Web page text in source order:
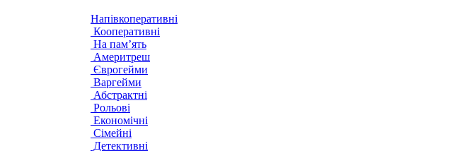
Напівкоперативні
Кооперативні
На пам’ять
Америтреш
Єврогейми
Варгейми
Абстрактні
Рольові
Економічні
Сімейні
Детективні